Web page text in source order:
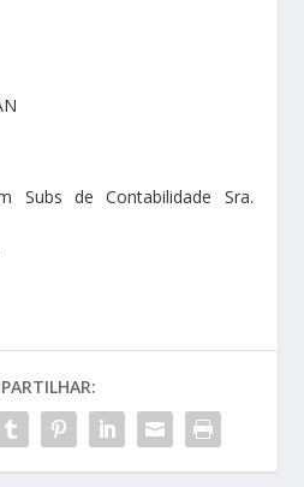
Subs de Contabilidade Sra.